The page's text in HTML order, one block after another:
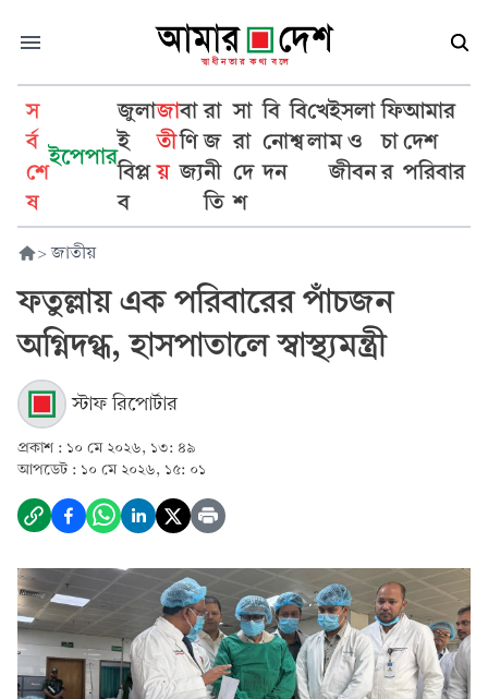
স
র্ব
শে
ষ
ইপেপার
জুলা
ই
বিপ্ল
ব
জা
তী
য়
বা
ণি
জ্য
রা
জ
নী
তি
সা
রা
দে
শ
বি
নো
দন
বি
শ্ব
খে
লা
ইসলা
ম ও
জীবন
ফি
চা
র
আমার
দেশ
পরিবার
> জাতীয়
ফতুল্লায় এক পরিবারের পাঁচজন
অগ্নিদগ্ধ, হাসপাতালে স্বাস্থ্যমন্ত্রী
স্টাফ রিপোর্টার
প্রকাশ : ১০ মে ২০২৬, ১৩: ৪৯
আপডেট : ১০ মে ২০২৬, ১৫: ০১